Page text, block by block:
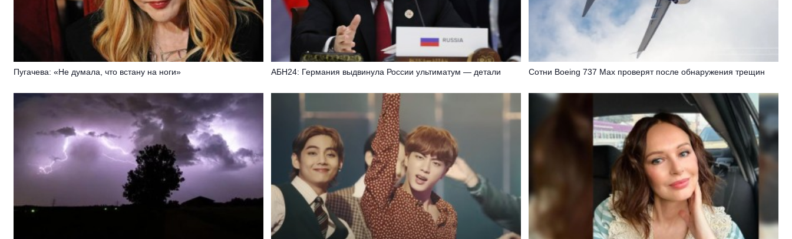
Пугачева: «Не думала, что встану на ноги» АБН24: Германия выдвинула России ультиматум — детали Сотни Boeing 737 Max проверят после обнаружения трещин